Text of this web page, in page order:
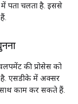
पता चलता है. इससे
की प्रोसेस को
है. एसडीके में अक्सर
साथ काम कर सकते हैं.